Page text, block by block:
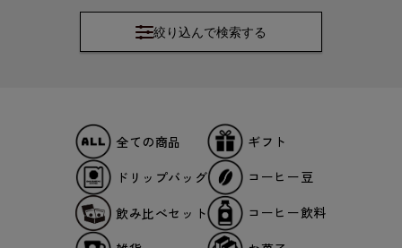
絞り込んで検索する
全ての商品
ドリップバッグ
飲み比べセット
ギフト
コーヒー豆
コーヒー飲料